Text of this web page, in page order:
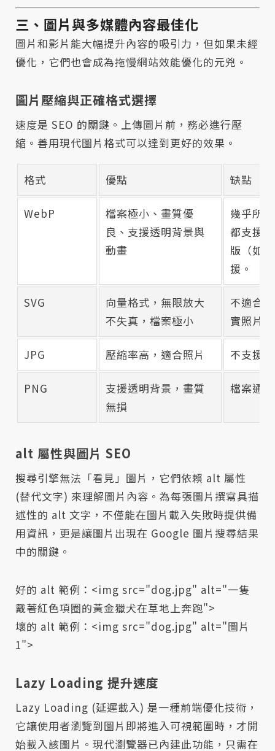
三、圖片與多媒體內容最佳化
圖片和影片能大幅提升內容的吸引力，但如果未經
優化，它們也會成為拖慢網站效能優化的元兇。
圖片壓縮與正確格式選擇
速度是 SEO 的關鍵。上傳圖片前，務必進行壓
縮。善用現代圖片格式可以達到更好的效果。
格式 優點 缺點
WebP
檔案極小、畫質優
良、支援透明背景與
動畫
幾乎所
都支援
版（如
援。
SVG
向量格式，無限放大
不失真，檔案極小
不適合
實照片
JPG 壓縮率高，適合照片 不支援
PNG
支援透明背景，畫質
無損
檔案通
alt 屬性與圖片 SEO
搜尋引擎無法「看見」圖片，它們依賴 alt 屬性
(替代文字) 來理解圖片內容。為每張圖片撰寫具描
述性的 alt 文字，不僅能在圖片載入失敗時提供備
用資訊，更是讓圖片出現在 Google 圖片搜尋結果
中的關鍵。
好的 alt 範例：<img src="dog.jpg" alt="一隻
戴著紅色項圈的黃金獵犬在草地上奔跑">
壞的 alt 範例：<img src="dog.jpg" alt="圖片
1">
Lazy Loading 提升速度
Lazy Loading (延遲載入) 是一種前端優化技術，
它讓使用者瀏覽到圖片即將進入可視範圍時，才開
始載入該圖片。現代瀏覽器已內建此功能，只需在